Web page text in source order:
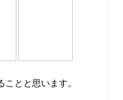
とと思います。